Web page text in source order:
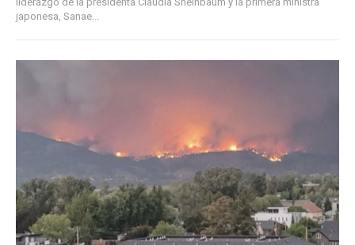
japonesa, Sanae...